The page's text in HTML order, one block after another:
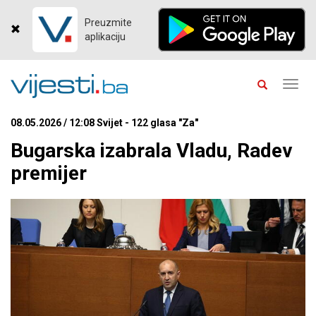
Preuzmite
aplikaciju
08.05.2026 / 12:08 Svijet - 122 glasa "Za"
Bugarska izabrala Vladu, Radev
premijer